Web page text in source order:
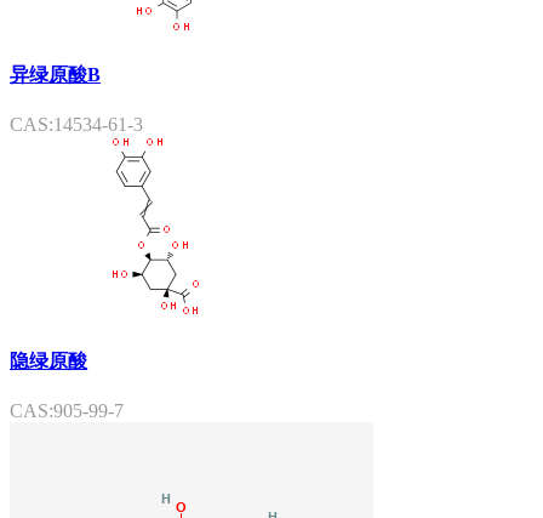
异绿原酸B
CAS:14534-61-3
隐绿原酸
CAS:905-99-7